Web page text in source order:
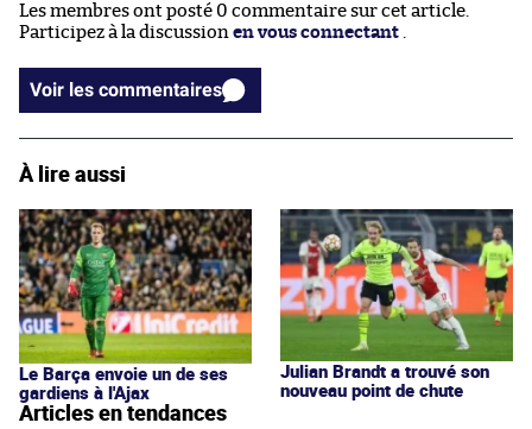
Les membres ont posté 0 commentaire sur cet article.
Participez à la discussion en vous connectant .
Voir les commentaires
À lire aussi
Le Barça envoie un de ses
gardiens à l'Ajax
Julian Brandt a trouvé son
nouveau point de chute
Articles en tendances